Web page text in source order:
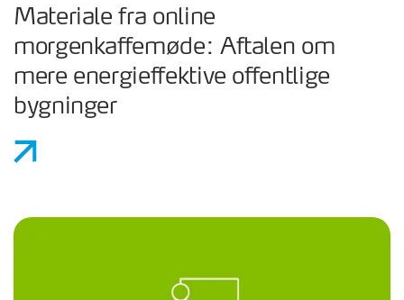
Materiale fra online
morgenkaffemøde: Aftalen om
mere energieffektive offentlige
bygninger